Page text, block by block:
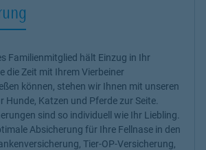
Familienmitglied hält Einzug in Ihr
die Zeit mit Ihrem Vierbeiner
können, stehen wir Ihnen mit unseren
Hunde, Katzen und Pferde zur Seite.
sind so individuell wie Ihr Liebling.
Absicherung für Ihre Fellnase in den
Tier-OP-Versicherung,